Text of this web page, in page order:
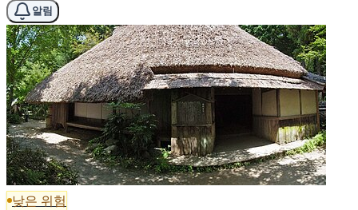
알림
낮은 위험